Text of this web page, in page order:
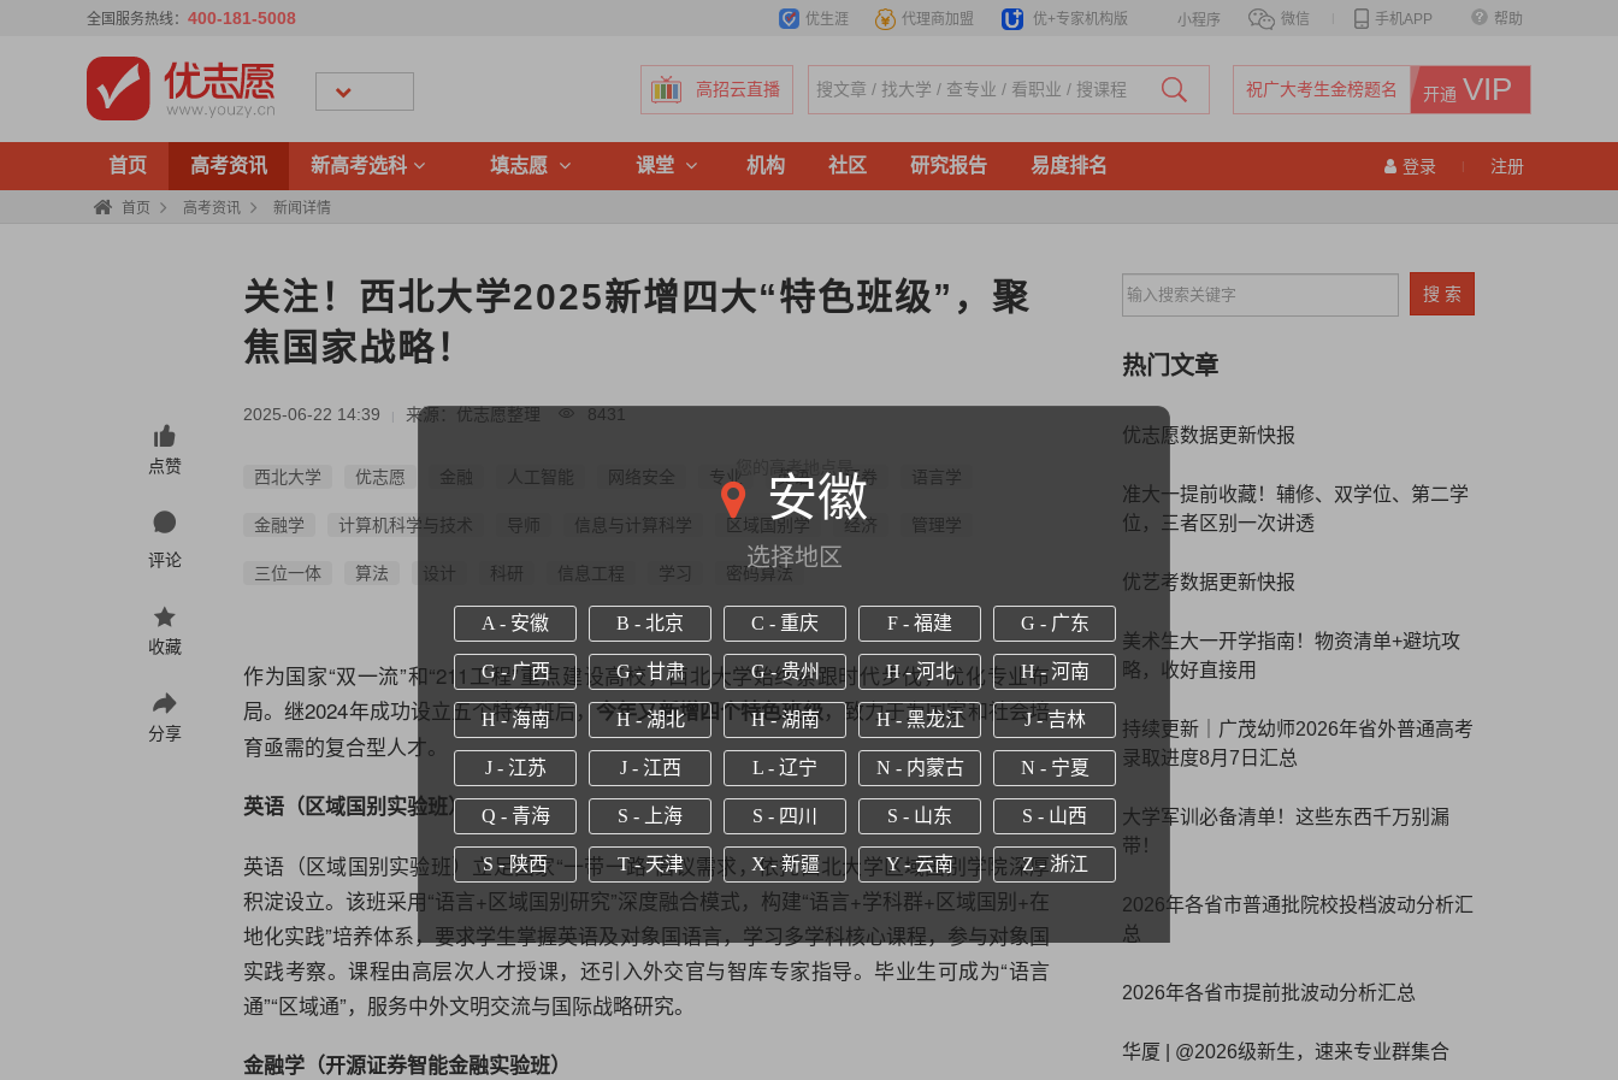
帮助
手机APP
微信
小程序
优+专家机构版
代理商加盟
优生涯
全国服务热线： 400-181-5008
祝广大考生金榜题名 开通 VIP
高招云直播
首页 高考资讯 新高考选科 填志愿 课堂 机构 社区 研究报告 易度排名 登录 | 注册
首页 高考资讯 新闻详情
点赞
评论
收藏
分享
关注！西北大学2025新增四大“特色班级”，聚
焦国家战略！
2025-06-22 14:39 | 来源：优志愿整理 8431
西北大学 优志愿 金融 人工智能 网络安全 专业 英语 证券 语言学
金融学 计算机科学与技术 导师 信息与计算科学 区域国别学 经济 管理学
三位一体 算法 设计 科研 信息工程 学习 密码算法
作为国家“双一流”和“211工程”重点建设高校，西北大学始终紧跟时代步伐，优化专业布
局。继2024年成功设立五个特色班后，今年又新增四个特色班级，致力于为国家和社会培
育亟需的复合型人才。
英语 （区域国别实验班）
英语 （区域国别实验班）立足国家“一带一路”倡议需求，依托西北大学区域国别学院深厚
积淀设立。该班采用“语言+区域国别研究”深度融合模式，构建“语言+学科群+区域国别+在
地化实践”培养体系，要求学生掌握英语及对象国语言，学习多学科核心课程，参与对象国
实践考察。课程由高层次人才授课，还引入外交官与智库专家指导。毕业生可成为“语言
通”“区域通”，服务中外文明交流与国际战略研究。
金融学 （开源证券智能金融实验班）
热门文章
优志愿数据更新快报
准大一提前收藏！辅修、双学位、第二学
位，三者区别一次讲透
优艺考数据更新快报
美术生大一开学指南！物资清单+避坑攻
略，收好直接用
持续更新｜广茂幼师2026年省外普通高考
录取进度8月7日汇总
大学军训必备清单！这些东西千万别漏
带！
2026年各省市普通批院校投档波动分析汇
总
2026年各省市提前批波动分析汇总
华厦 | @2026级新生，速来专业群集合
您的高考地点是
安徽
选择地区
A - 安徽 B - 北京 C - 重庆 F - 福建 G - 广东
G - 广西 G - 甘肃 G - 贵州 H - 河北 H - 河南
H - 海南 H - 湖北 H - 湖南 H - 黑龙江 J - 吉林
J - 江苏 J - 江西 L - 辽宁 N - 内蒙古 N - 宁夏
Q - 青海 S - 上海 S - 四川 S - 山东 S - 山西
S - 陕西 T - 天津 X - 新疆 Y - 云南 Z - 浙江